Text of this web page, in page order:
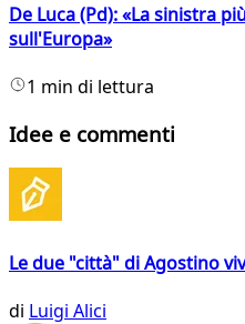
De Luca (Pd): «La sinistra
sull'Europa»
1 min di lettura
Idee e commenti
Le due "città" di Agostino
di Luigi Alici